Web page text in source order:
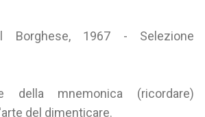
Borghese, 1967 - Selezione
della mnemonica (ricordare)
del dimenticare.